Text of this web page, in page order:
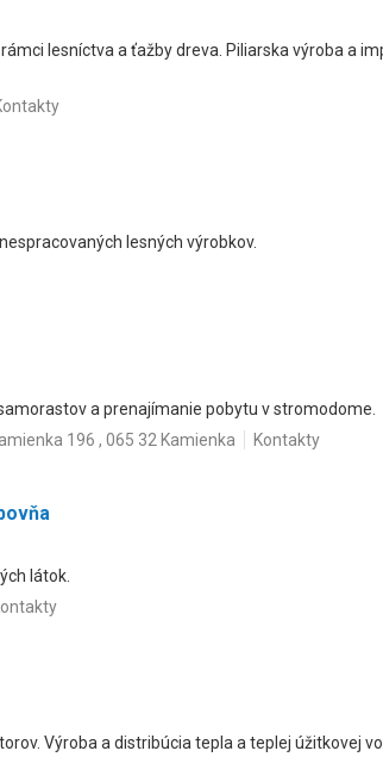
lesníctva a ťažby dreva. Piliarska výroba a
lesných výrobkov.
a prenajímanie pobytu v stromodome.
196 , 065 32 Kamienka Kontakty
látok.
Výroba a distribúcia tepla a teplej úžitkovej